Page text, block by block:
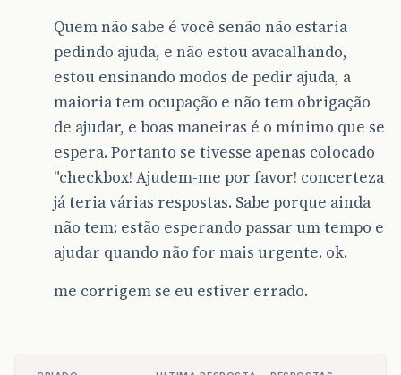
Quem não sabe é você senão não estaria
pedindo ajuda, e não estou avacalhando,
estou ensinando modos de pedir ajuda, a
maioria tem ocupação e não tem obrigação
de ajudar, e boas maneiras é o mínimo que se
espera. Portanto se tivesse apenas colocado
"checkbox! Ajudem-me por favor! concerteza
já teria várias respostas. Sabe porque ainda
não tem: estão esperando passar um tempo e
ajudar quando não for mais urgente. ok.
me corrigem se eu estiver errado.